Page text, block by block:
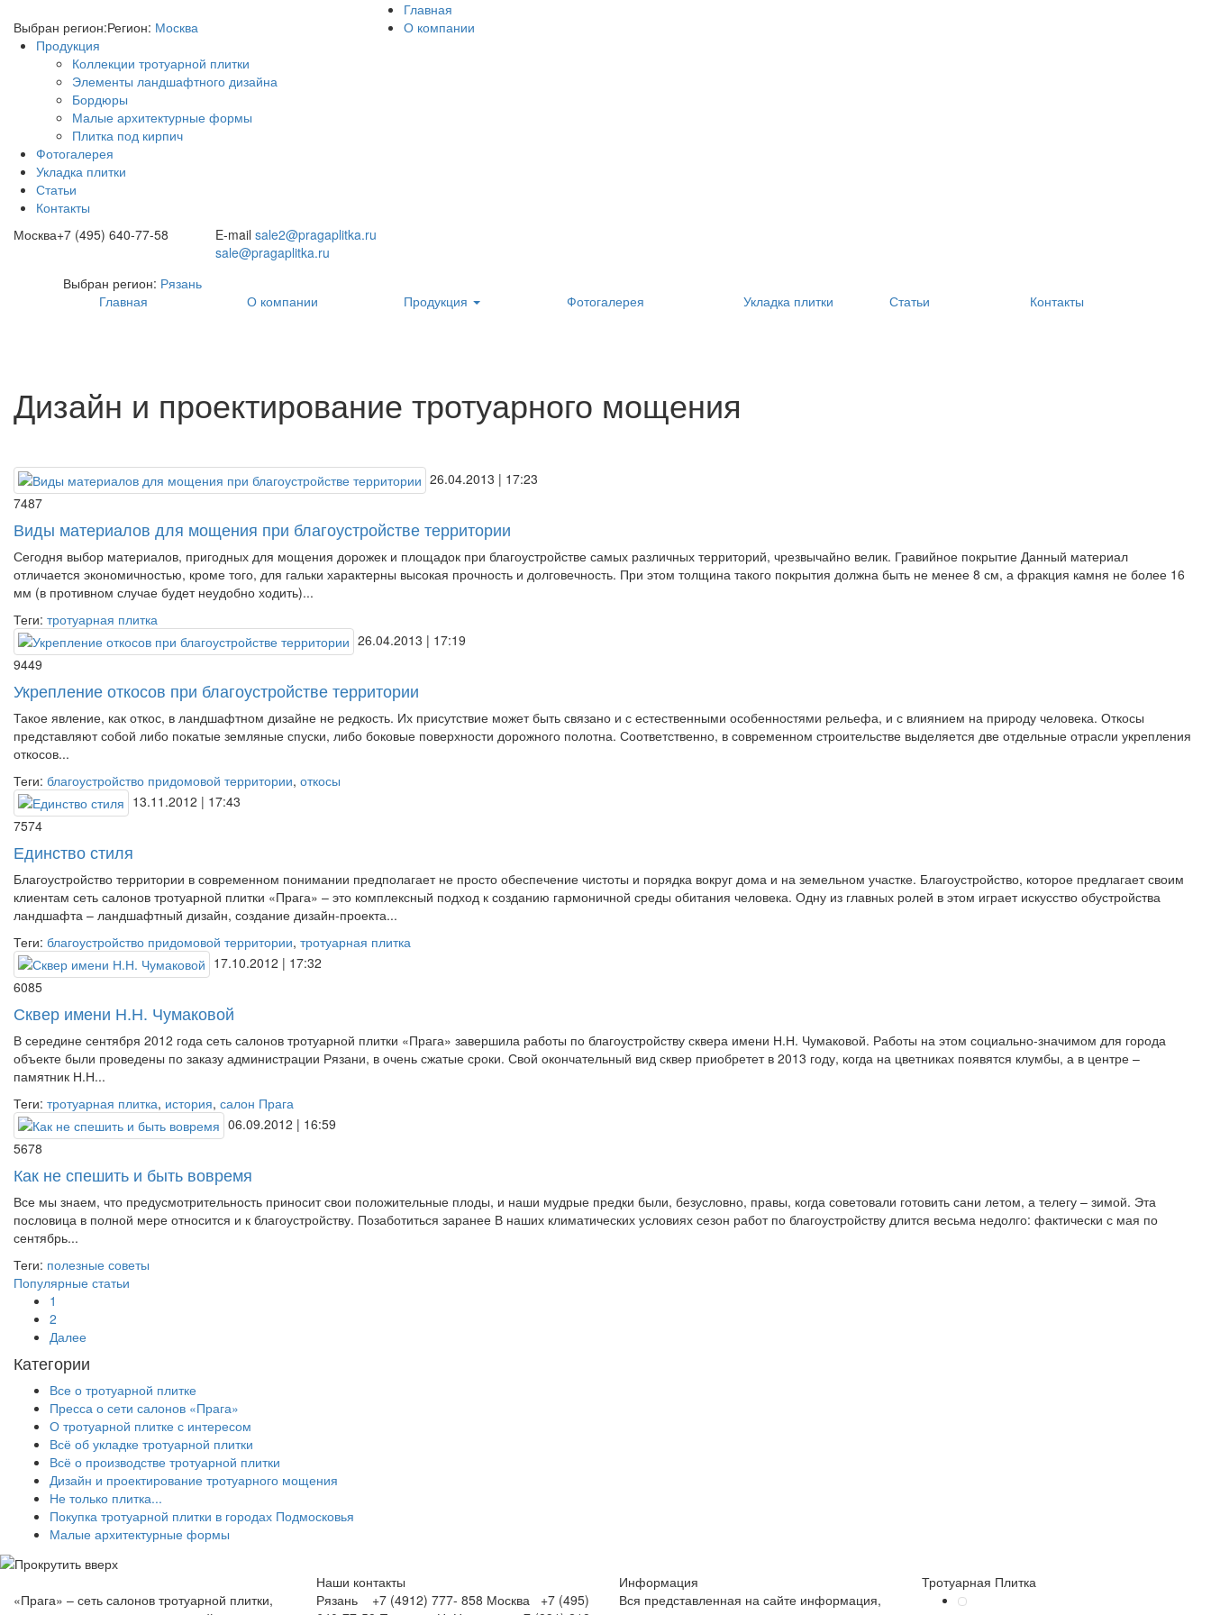
Выбран регион:Регион: Москва
Главная
О компании
Продукция
Коллекции тротуарной плитки
Элементы ландшафтного дизайна
Бордюры
Малые архитектурные формы
Плитка под кирпич
Фотогалерея
Укладка плитки
Статьи
Контакты
Москва+7 (495) 640-77-58 E-mail sale2@pragaplitka.ru
sale@pragaplitka.ru
Выбран регион: Рязань
Главная
О компании Продукция Фотогалерея Укладка плитки Статьи Контакты
Дизайн и проектирование тротуарного мощения
26.04.2013 | 17:23
7487
Виды материалов для мощения при благоустройстве территории
Сегодня выбор материалов, пригодных для мощения дорожек и площадок при благоустройстве самых различных территорий, чрезвычайно велик. Гравийное покрытие Данный материал
отличается экономичностью, кроме того, для гальки характерны высокая прочность и долговечность. При этом толщина такого покрытия должна быть не менее 8 см, а фракция камня не более 16
мм (в противном случае будет неудобно ходить)...
Теги: тротуарная плитка
26.04.2013 | 17:19
9449
Укрепление откосов при благоустройстве территории
Такое явление, как откос, в ландшафтном дизайне не редкость. Их присутствие может быть связано и с естественными особенностями рельефа, и с влиянием на природу человека. Откосы
представляют собой либо покатые земляные спуски, либо боковые поверхности дорожного полотна. Соответственно, в современном строительстве выделяется две отдельные отрасли укрепления
откосов...
Теги: благоустройство придомовой территории, откосы
13.11.2012 | 17:43
7574
Единство стиля
Благоустройство территории в современном понимании предполагает не просто обеспечение чистоты и порядка вокруг дома и на земельном участке. Благоустройство, которое предлагает своим
клиентам сеть салонов тротуарной плитки «Прага» – это комплексный подход к созданию гармоничной среды обитания человека. Одну из главных ролей в этом играет искусство обустройства
ландшафта – ландшафтный дизайн, создание дизайн-проекта...
Теги: благоустройство придомовой территории, тротуарная плитка
17.10.2012 | 17:32
6085
Сквер имени Н.Н. Чумаковой
В середине сентября 2012 года сеть салонов тротуарной плитки «Прага» завершила работы по благоустройству сквера имени Н.Н. Чумаковой. Работы на этом социально-значимом для города
объекте были проведены по заказу администрации Рязани, в очень сжатые сроки. Свой окончательный вид сквер приобретет в 2013 году, когда на цветниках появятся клумбы, а в центре –
памятник Н.Н...
Теги: тротуарная плитка, история, салон Прага
06.09.2012 | 16:59
5678
Как не спешить и быть вовремя
Все мы знаем, что предусмотрительность приносит свои положительные плоды, и наши мудрые предки были, безусловно, правы, когда советовали готовить сани летом, а телегу – зимой. Эта
пословица в полной мере относится и к благоустройству. Позаботиться заранее В наших климатических условиях сезон работ по благоустройству длится весьма недолго: фактически с мая по
сентябрь...
Теги: полезные советы
Популярные статьи
1
2
Далее
Категории
Все о тротуарной плитке
Пресса о сети салонов «Прага»
О тротуарной плитке с интересом
Всё об укладке тротуарной плитки
Всё о производстве тротуарной плитки
Дизайн и проектирование тротуарного мощения
Не только плитка...
Покупка тротуарной плитки в городах Подмосковья
Малые архитектурные формы
«Прага» – сеть салонов тротуарной плитки,
Наши контакты
Рязань +7 (4912) 777- 858 Москва +7 (495)
Информация
Вся представленная на сайте информация,
Тротуарная Плитка